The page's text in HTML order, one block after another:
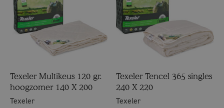
Texeler Multikeus 120 gr.
hoogzomer 140 X 200
Texeler
Texeler Tencel 365 singles
240 X 220
Texeler